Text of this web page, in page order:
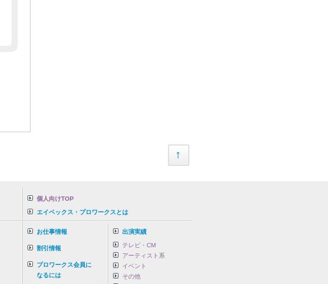
個人向けTOP
エイベックス・プロワークスとは
お仕事情報
割引情報
プロワークス会員に
なるには
出演実績
テレビ・CM
アーティスト系
イベント
その他